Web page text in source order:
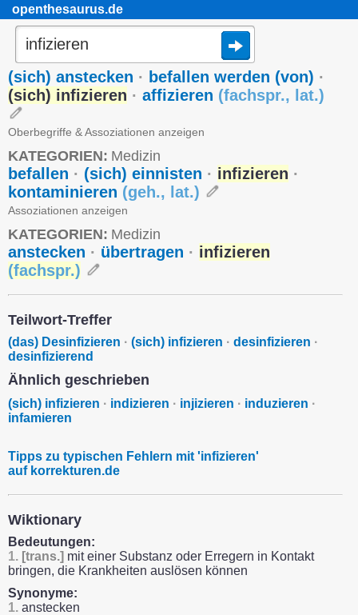
openthesaurus.de
(sich) anstecken · befallen werden (von) ·
(sich) infizieren · affizieren (fachspr., lat.)
Oberbegriffe & Assoziationen anzeigen
KATEGORIEN: Medizin
befallen · (sich) einnisten · infizieren ·
kontaminieren (geh., lat.)
Assoziationen anzeigen
KATEGORIEN: Medizin
anstecken · übertragen · infizieren
(fachspr.)
Teilwort-Treffer
(das) Desinfizieren · (sich) infizieren · desinfizieren ·
desinfizierend
Ähnlich geschrieben
(sich) infizieren · indizieren · injizieren · induzieren ·
infamieren
Tipps zu typischen Fehlern mit 'infizieren'
auf korrekturen.de
Wiktionary
Bedeutungen:
1. [trans.] mit einer Substanz oder Erregern in Kontakt
bringen, die Krankheiten auslösen können
Synonyme:
1. anstecken